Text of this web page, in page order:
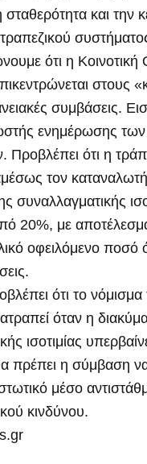
σταθερότητα και την
ότι η Κοινοτική
στους
συμβάσεις.
ενημέρωσης των
Προβλέπει ότι η
τον
συναλλαγματικής
20%, με
οφειλόμενο ποσό
ότι το
όταν η
ισοτιμίας
πρέπει η σύμβαση
μέσο
κινδύνου.